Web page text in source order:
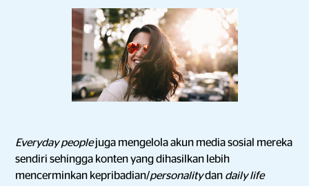
Everyday peoplejuga mengelola akun media sosial mereka
sendiri sehingga konten yang dihasilkan lebih
mencerminkan kepribadian/personalitydan daily life